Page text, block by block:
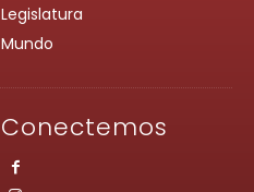
Legislatura
Mundo
Conectemos